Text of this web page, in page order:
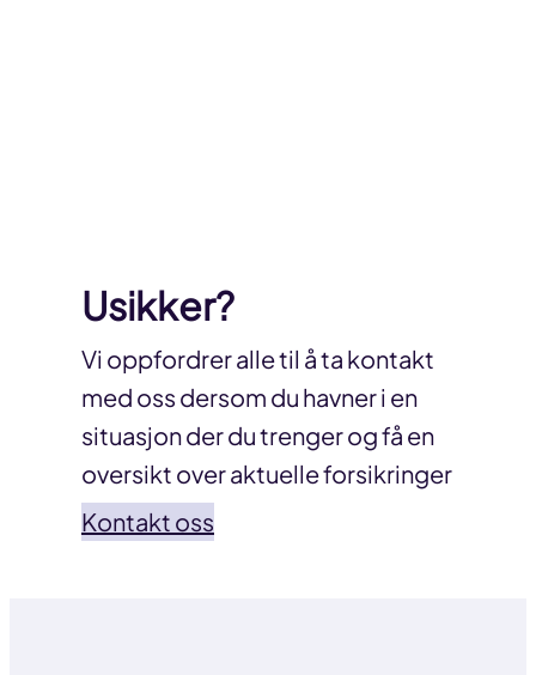
Usikker?
Vi oppfordrer alle til å ta kontakt
med oss dersom du havner i en
situasjon der du trenger og få en
oversikt over aktuelle forsikringer
Kontakt oss